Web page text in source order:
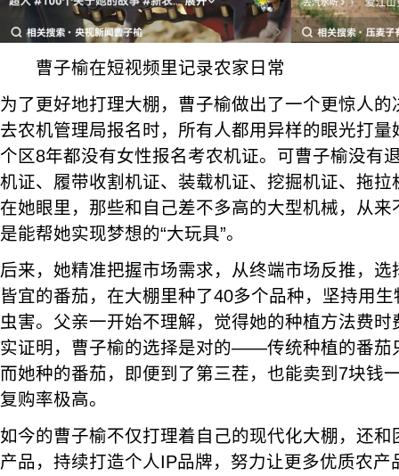
曹子榆在短视频里记录农家日常
为了更好地打理大棚，曹子榆做出了一个更惊人
去农机管理局报名时，所有人都用异样的眼光打
个区8年都没有女性报名考农机证。可曹子榆没有
机证、履带收割机证、装载机证、挖掘机证、拖
在她眼里，那些和自己差不多高的大型机械，从来
是能帮她实现梦想的“大玩具”。
后来，她精准把握市场需求，从终端市场反推，
皆宜的番茄，在大棚里种了40多个品种，坚持用
虫害。父亲一开始不理解，觉得她的种植方法费
实证明，曹子榆的选择是对的——传统种植的番茄
而她种的番茄，即便到了第三茬，也能卖到7块钱
复购率极高。
如今的曹子榆不仅打理着自己的现代化大棚，还
产品，持续打造个人IP品牌，努力让更多优质农产